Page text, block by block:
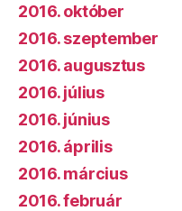
2016. október
2016. szeptember
2016. augusztus
2016. július
2016. június
2016. április
2016. március
2016. február